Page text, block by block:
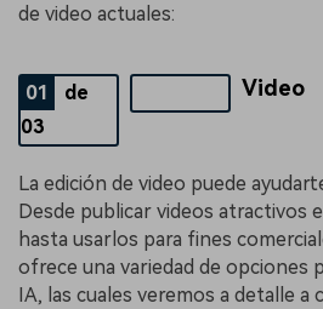
de video actuales:
01
de
03
Video
La edición de video puede
Desde publicar videos atractivos
hasta usarlos para fines
ofrece una variedad de opciones
IA, las cuales veremos a detalle a